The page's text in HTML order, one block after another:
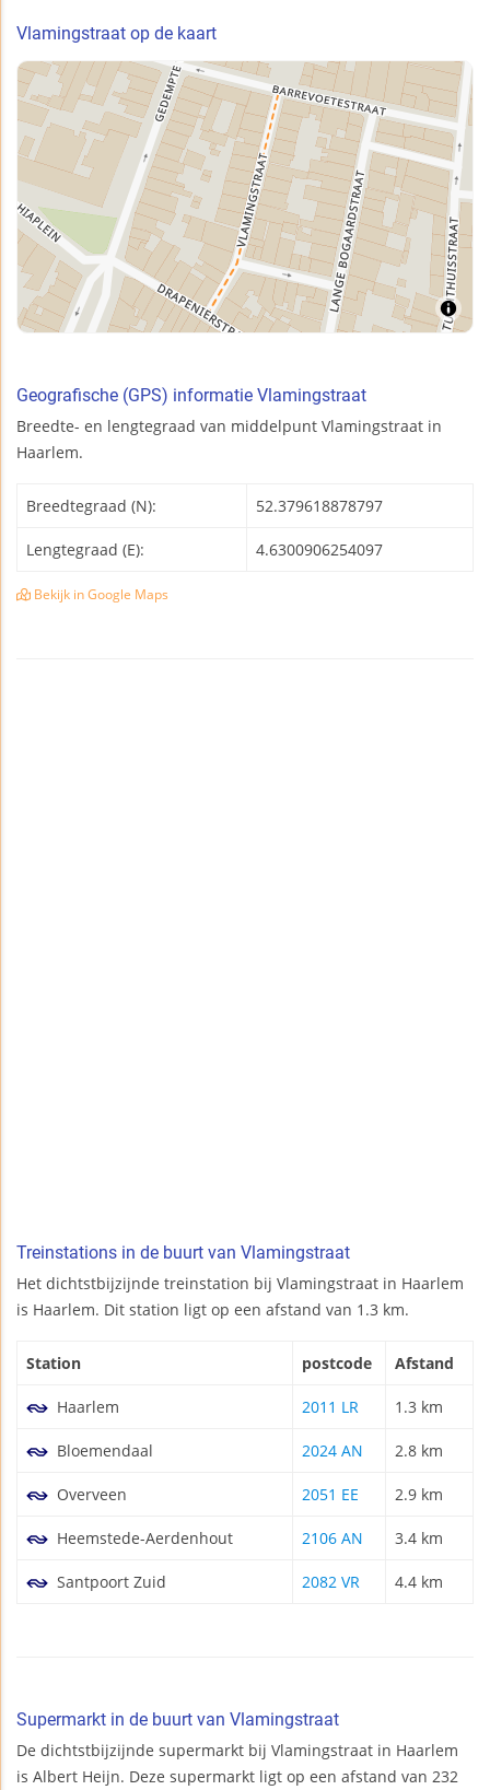
Vlamingstraat op de kaart
Geografische (GPS) informatie Vlamingstraat
Breedte- en lengtegraad van middelpunt Vlamingstraat in
Haarlem.
Breedtegraad (N): 52.379618878797
Lengtegraad (E): 4.6300906254097
Bekijk in Google Maps
Treinstations in de buurt van Vlamingstraat
Het dichtstbijzijnde treinstation bij Vlamingstraat in Haarlem
is Haarlem. Dit station ligt op een afstand van 1.3 km.
Station postcode Afstand
Haarlem 2011 LR 1.3 km
Bloemendaal 2024 AN 2.8 km
Overveen 2051 EE 2.9 km
Heemstede-Aerdenhout 2106 AN 3.4 km
Santpoort Zuid 2082 VR 4.4 km
Supermarkt in de buurt van Vlamingstraat
De dichtstbijzijnde supermarkt bij Vlamingstraat in Haarlem
is Albert Heijn. Deze supermarkt ligt op een afstand van 232